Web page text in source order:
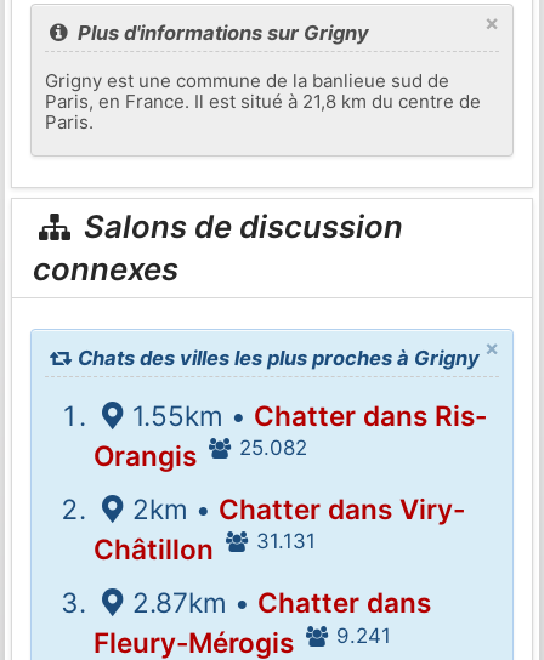
×
Plus d'informations sur Grigny
Grigny est une commune de la banlieue sud de
Paris, en France. Il est situé à 21,8 km du centre de
Paris.
Salons de discussion
connexes
×
Chats des villes les plus proches à Grigny
1.55km • Chatter dans Ris-
Orangis
25.082
2km • Chatter dans Viry-
Châtillon
31.131
2.87km • Chatter dans
Fleury-Mérogis
9.241